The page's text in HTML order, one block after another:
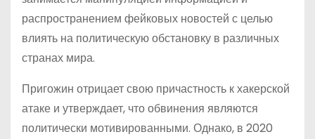
распространением фейковых новостей с целью
влиять на политическую обстановку в различных
странах мира.
Пригожин отрицает свою причастность к хакерской
атаке и утверждает, что обвинения являются
политически мотивированными. Однако, в 2020